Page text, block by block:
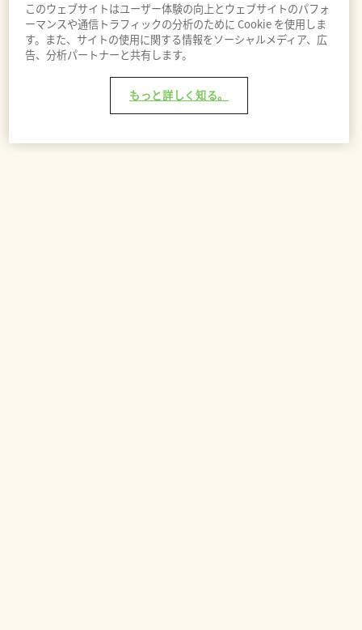
このウェブサイトはユーザー体験の向上とウェブサイトのパフォ
ーマンスや通信トラフィックの分析のために Cookie を使用しま
す。また、サイトの使用に関する情報をソーシャルメディア、広
告、分析パートナーと共有します。
もっと詳しく知る。